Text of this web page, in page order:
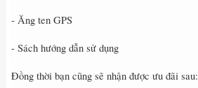
- Ăng ten GPS
- Sách hướng dẫn sử dụng
Đồng thời bạn cũng sẽ nhận được ưu đãi sau: